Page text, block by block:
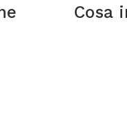
Cosa